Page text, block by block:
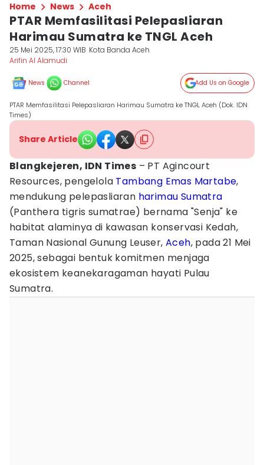
Home News Aceh
PTAR Memfasilitasi Pelepasliaran
Harimau Sumatra ke TNGL Aceh
25 Mei 2025, 17:30 WIB Kota Banda Aceh
Arifin Al Alamudi
News Channel Add Us on Google
PTAR Memfasilitasi Pelepasliaran Harimau Sumatra ke TNGL Aceh (Dok. IDN
Times)
Share Article
Blangkejeren, IDN Times – PT Agincourt
Resources, pengelola Tambang Emas Martabe,
mendukung pelepasliaran harimau Sumatra
(Panthera tigris sumatrae) bernama "Senja" ke
habitat alaminya di kawasan konservasi Kedah,
Taman Nasional Gunung Leuser, Aceh, pada 21 Mei
2025, sebagai bentuk komitmen menjaga
ekosistem keanekaragaman hayati Pulau
Sumatra.